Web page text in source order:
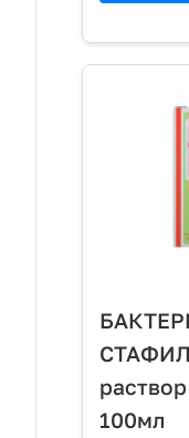
100мл